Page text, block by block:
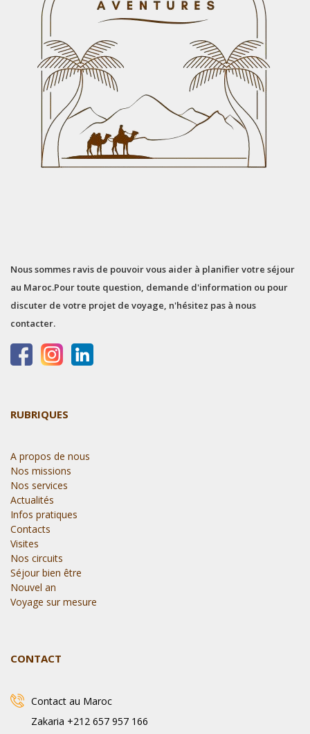
Nous sommes ravis de pouvoir vous aider à planifier votre séjour
au Maroc.Pour toute question, demande d'information ou pour
discuter de votre projet de voyage, n'hésitez pas à nous
contacter.
RUBRIQUES
A propos de nous
Nos missions
Nos services
Actualités
Infos pratiques
Contacts
Visites
Nos circuits
Séjour bien être
Nouvel an
Voyage sur mesure
CONTACT
Contact au Maroc
Zakaria +212 657 957 166